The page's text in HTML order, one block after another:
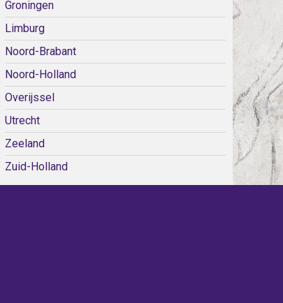
Groningen
Limburg
Noord-Brabant
Noord-Holland
Overijssel
Utrecht
Zeeland
Zuid-Holland